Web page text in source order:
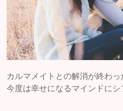
カルマメイトとの解消が終わっ
今度は幸せになるマインドに